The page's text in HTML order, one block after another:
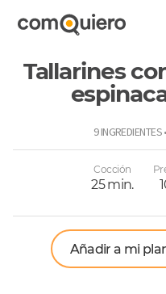
Tallarines
9
Cocción
25 min.
Añadir a mi